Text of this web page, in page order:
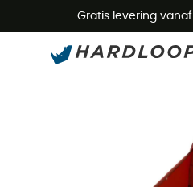
Gratis levering vanaf